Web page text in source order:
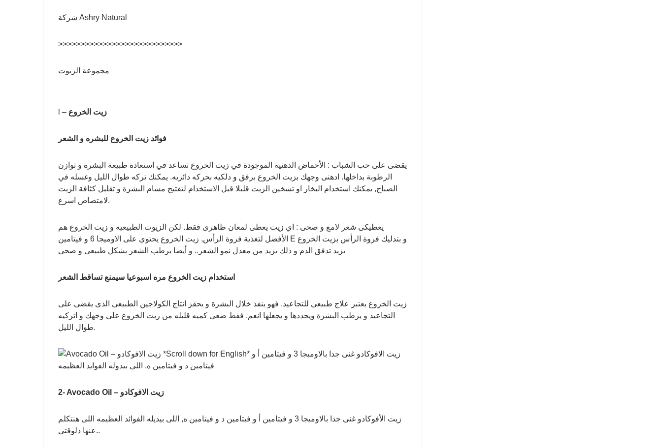
شركة Ashry Natural
>>>>>>>>>>>>>>>>>>>>>>>>>>>>
مجموعة الزيوت
l – زيت الخروع
فوائد زيت الخروع للبشره و الشعر
يقضى على حب الشباب : الأحماض الدهنية الموجودة في زيت الخروع تساعد في استعادة طبيعة البشرة و توازن
الرطوبة بداخلها. ادهنى وجهك بزيت الخروع برفق و دلكيه بحركه دائريه. يمكنك تركه طوال الليل وغسله في
الصباح, يمكنك استخدام البخار او تسخين الزيت قليلا قبل الاستخدام لتفتيح مسام البشرة و تقليل كثافة الزيت
لامتصاص اسرع.
يعطيكى شعر لامع و صحى : اي زيت يعطى لمعان ظاهرى فقط. لكن الزيوت الطبيعيه و زيت الخروع هم
الأفضل لتغذية فروة الرأس, زيت الخروع يحتوي على الاوميجا 6 و فيتامين E و بتدليك فروة الرأس بزيت الخروع
يزيد تدفق الدم و ذلك يزيد من معدل نمو الشعر.. و أيضا يرطب الشعر بشكل طبيعى و صحى
استخدام زيت الخروع مره اسبوعيا سيمنع تساقط الشعر
زيت الخروع يعتبر علاج طبيعي للتجاعيد. فهو ينفذ خلال البشرة و يحفز انتاج الكولاجين الطبيعى الذى يقضى على
التجاعيد و يرطب البشرة ويجددها و يجعلها انعم. فقط ضعى كميه قليله من زيت الخروع على وجهك و اتركيه
طوال الليل.
2- Avocado Oil – زيت الافوكادو
زيت الأفوكادو غنى جدا بالاوميجا 3 و فيتامين أ و فيتامين د و فيتامين ه, اللى بيديله الفوائد العظيمه اللى هنتكلم
عنها دلوقتى..